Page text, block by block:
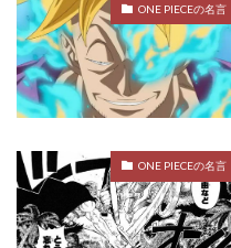
ONE PIECEの名言
ONE PIECEの名言